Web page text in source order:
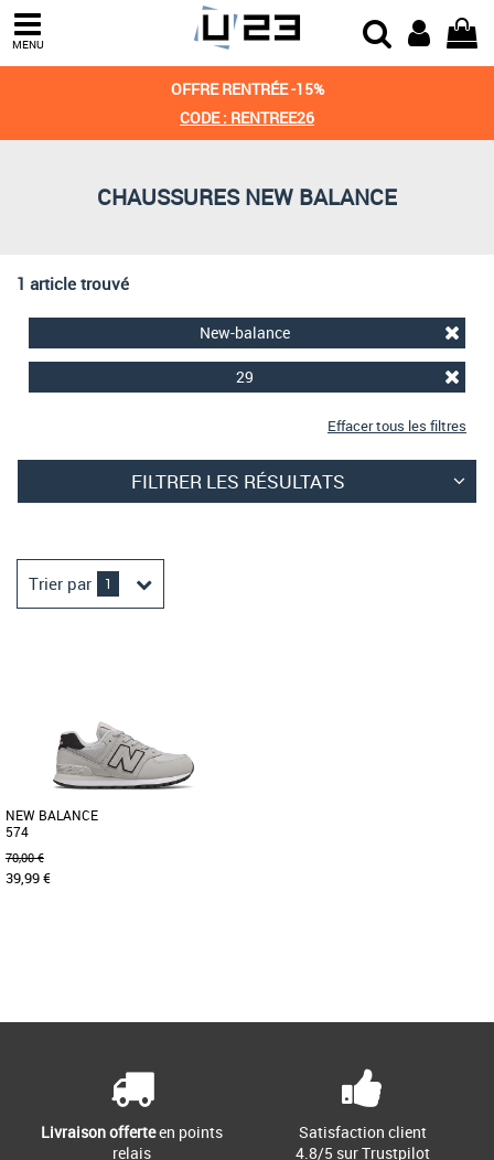
MENU
OFFRE RENTRÉE -15%
CODE : RENTREE26
CHAUSSURES NEW BALANCE
1 article trouvé
New-balance
29
Effacer tous les filtres
FILTRER LES RÉSULTATS
Trier par 1
Trier par
Derniers arrivages
Meilleures remises
NEW BALANCE
574
70,00 €
39,99 €
Livraison offerteen points
relais
Satisfaction client
4.8/5 sur Trustpilot